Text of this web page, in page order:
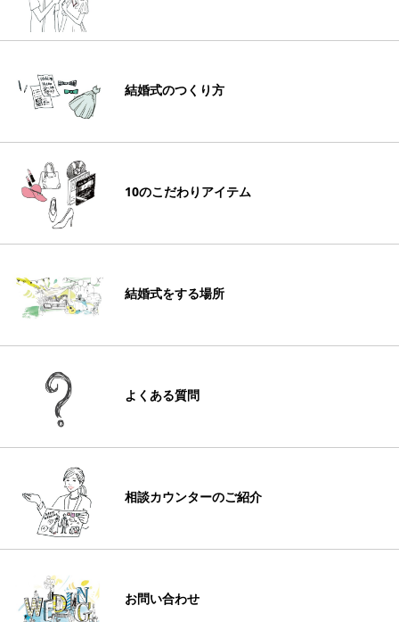
結婚式のつくり方
10のこだわりアイテム
結婚式をする場所
よくある質問
相談カウンターのご紹介
お問い合わせ